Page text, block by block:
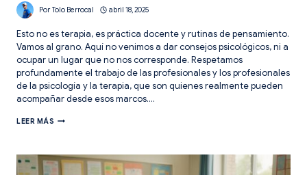
Por Tolo Berrocal abril 18, 2025
Esto no es terapia, es práctica docente y rutinas de pensamiento.
Vamos al grano. Aquí no venimos a dar consejos psicológicos, ni a
ocupar un lugar que no nos corresponde. Respetamos
profundamente el trabajo de las profesionales y los profesionales
de la psicología y la terapia, que son quienes realmente pueden
acompañar desde esos marcos….
LEER MÁS RUTINAS
CUIDAR